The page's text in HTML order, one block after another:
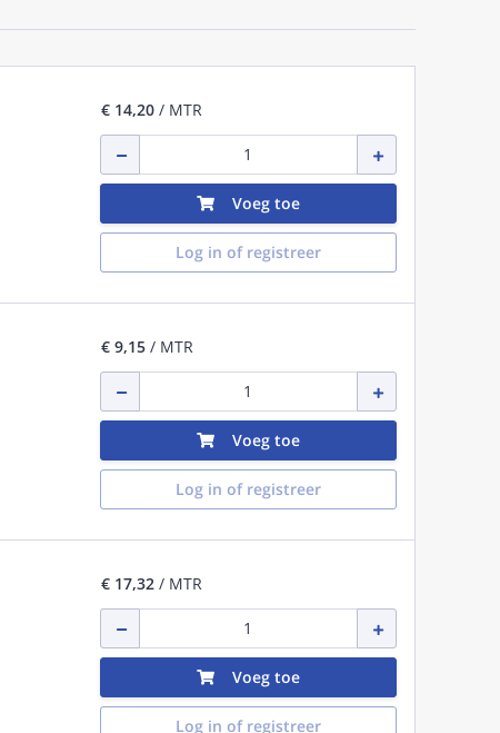
€ 14,20/ MTR
Voeg toe
Log in of registreer
€ 9,15/ MTR
Voeg toe
Log in of registreer
€ 17,32/ MTR
Voeg toe
Log in of registreer